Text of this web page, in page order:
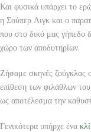
Και φυσικά υπάρχει το
η Σούπερ Λιγκ και ο
που στο δικό μας γήπεδο
χώρο των αποδυτηρίων.
Ζήσαμε σκηνές ζούγκλας
επίθεση των φιλάθλων
ως αποτέλεσμα την
Γενικότερα υπήρχε ένα